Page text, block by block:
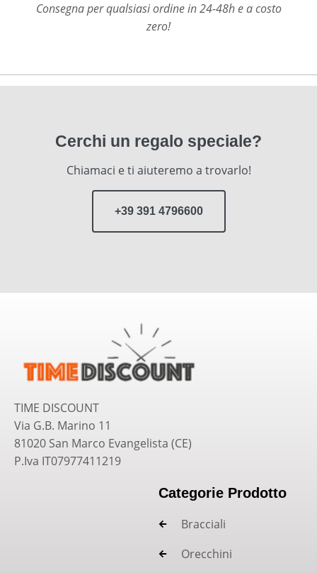
Consegna per qualsiasi ordine in 24-48h e a costo
zero!
Cerchi un regalo speciale?
Chiamaci e ti aiuteremo a trovarlo!
+39 391 4796600
TIME DISCOUNT
Via G.B. Marino 11
81020 San Marco Evangelista (CE)
P.Iva IT07977411219
Categorie Prodotto
Bracciali
Orecchini